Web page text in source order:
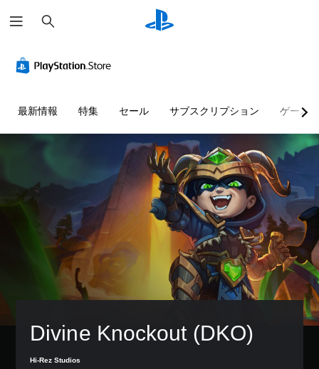
索
最新情報 特集 セール サブスクリプション ゲーム
Divine Knockout (DKO)
Hi-Rez Studios